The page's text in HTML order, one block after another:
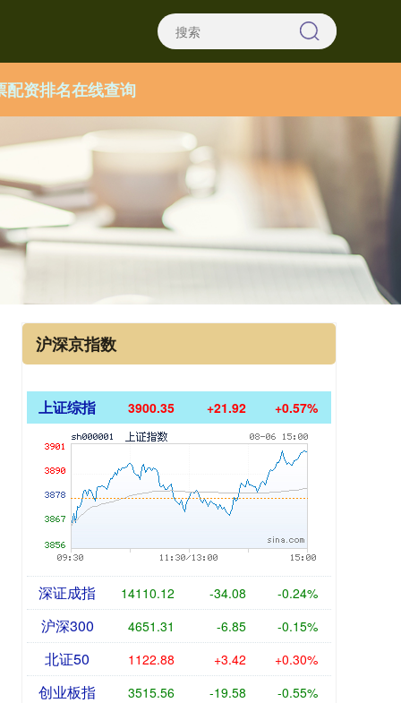
配资排名在线查询
沪深京指数
上证综指 3900.35 +21.92 +0.57%
深证成指 14110.12 -34.08 -0.24%
沪深300 4651.31 -6.85 -0.15%
北证50 1122.88 +3.42 +0.30%
创业板指 3515.56 -19.58 -0.55%